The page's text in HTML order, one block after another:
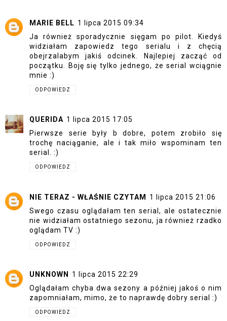
MARIE BELL 1 lipca 2015 09:34
Ja również sporadycznie sięgam po pilot. Kiedyś
widziałam zapowiedz tego serialu i z chęcią
obejrzalabym jakiś odcinek. Najlepiej zacząć od
początku. Boję się tylko jednego, że serial wciągnie
mnie :)
ODPOWIEDZ
QUERIDA 1 lipca 2015 17:05
Pierwsze serie były b dobre, potem zrobiło się
trochę naciąganie, ale i tak miło wspominam ten
serial. :)
ODPOWIEDZ
NIE TERAZ - WŁAŚNIE CZYTAM 1 lipca 2015 21:06
Swego czasu oglądałam ten serial, ale ostatecznie
nie widziałam ostatniego sezonu, ja również rzadko
oglądam TV :)
ODPOWIEDZ
UNKNOWN
1 lipca 2015 22:29
Oglądałam chyba dwa sezony a później jakoś o nim
zapomniałam, mimo, że to naprawdę dobry serial :)
ODPOWIEDZ